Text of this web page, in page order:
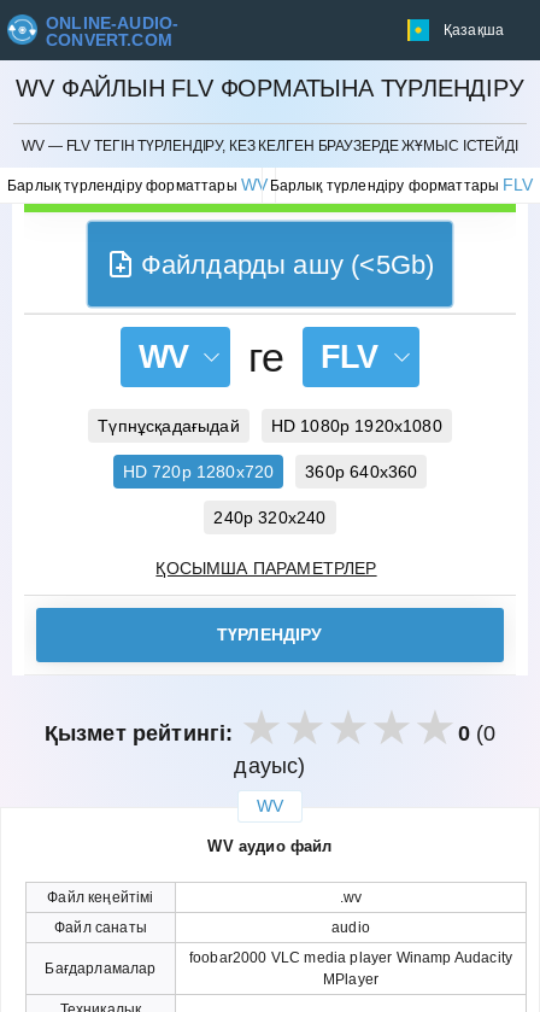
ONLINE-AUDIO-
CONVERT.COM
Қазақша
WV ФАЙЛЫН FLV ФОРМАТЫНА ТҮРЛЕНДІРУ
WV — FLV ТЕГІН ТҮРЛЕНДІРУ, КЕЗ КЕЛГЕН БРАУЗЕРДЕ ЖҰМЫС ІСТЕЙДІ
Барлық түрлендіру форматтары WV Барлық түрлендіру форматтары FLV
БОЛДЫРМАУ
Файлдарды ашу (<5Gb)
WV ге FLV
Түпнұсқадағыдай HD 1080p 1920x1080
HD 720p 1280x720 360p 640x360
240p 320x240
ҚОСЫМША ПАРАМЕТРЛЕР
ТҮРЛЕНДІРУ
Қызмет рейтингі: 0(0
дауыс)
WV
WV аудио файл
Файл кеңейтімі
.wv
Файл санаты
audio
Бағдарламалар
foobar2000 VLC media player Winamp Audacity
MPlayer